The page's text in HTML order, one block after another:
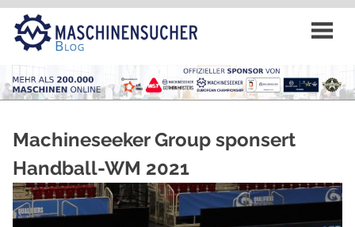
Zum
Inhalt
springen
Machineseeker Group sponsert
Handball-WM 2021